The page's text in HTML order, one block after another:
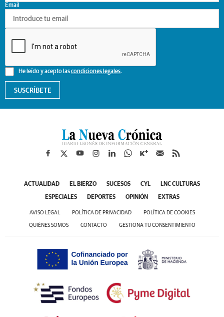
He leído y acepto lascondiciones legales.
Email
SUSCRÍBETE
ACTUALIDAD EL BIERZO SUCESOS CYL LNC CULTURAS
ESPECIALES DEPORTES OPINIÓN EXTRAS
AVISO LEGAL POLÍTICA DE PRIVACIDAD POLÍTICA DE COOKIES
QUIÉNES SOMOS CONTACTO GESTIONA TU CONSENTIMIENTO